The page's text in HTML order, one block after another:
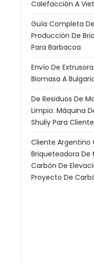
Calefacción A
Guía Completa
Producción De
Para Barbacoa
Envío De
Biomasa A
De Residuos De
Limpio: Máquina
Shuliy Para
Cliente Argentino
Briqueteadora De
Carbón De
Proyecto De